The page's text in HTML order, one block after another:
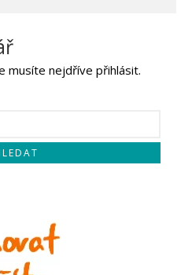
musíte nejdříve přihlásit.